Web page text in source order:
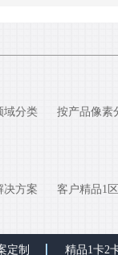
域分类
按产品像素
决方案 客户精品1
定制 精品1卡2